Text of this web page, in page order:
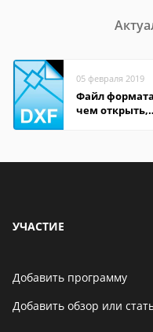
05 февраля 2019
Файл формата
чем открыть,
УЧАСТИЕ
Добавить программу
Добавить обзор или